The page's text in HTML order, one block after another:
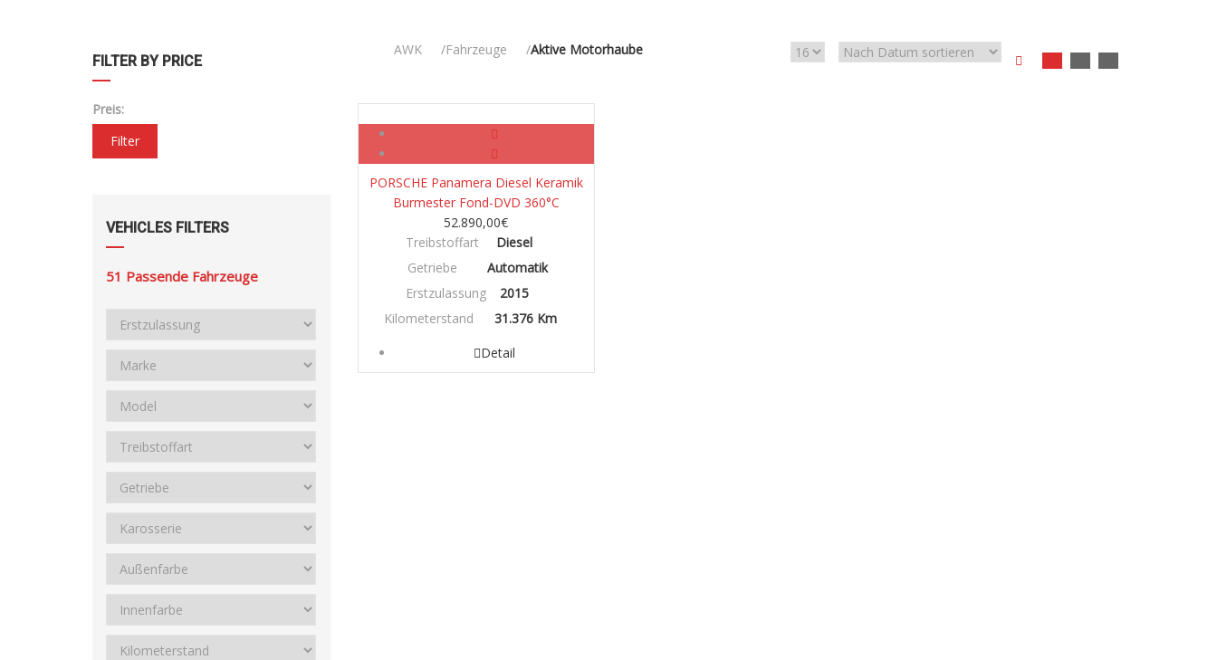
FILTER BY PRICE
Preis:
Filter
VEHICLES FILTERS
51 Passende Fahrzeuge
AWK Fahrzeuge Aktive Motorhaube
PORSCHE Panamera Diesel Keramik
Burmester Fond-DVD 360°C
52.890,00€
Treibstoffart
Diesel
Getriebe
Automatik
Erstzulassung
2015
Kilometerstand
31.376 Km
Detail